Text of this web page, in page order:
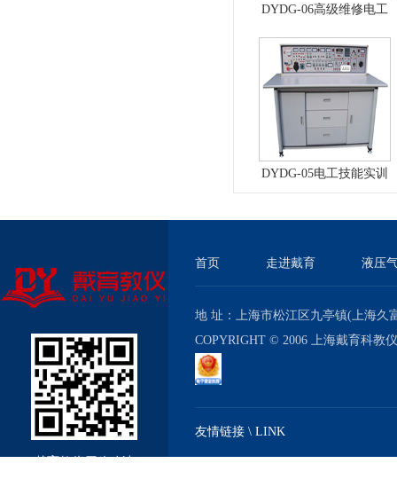
DYDG-06高级维修电工
型）
DYDG-05电工技能实训
首页 走进戴育 液压
地 址：上海市松江区九亭镇(上海
COPYRIGHT © 2006 上海戴育科
友情链接 \ LINK